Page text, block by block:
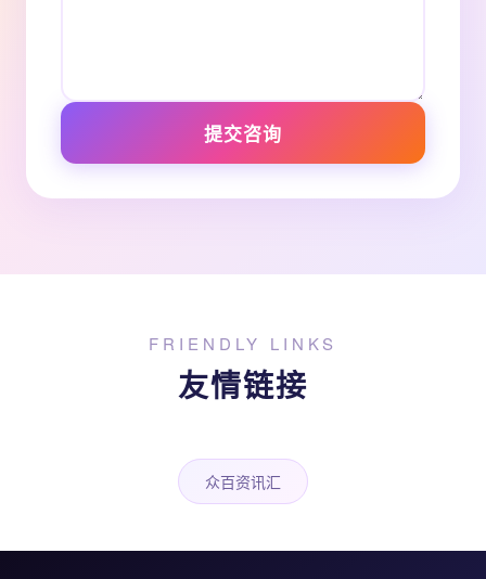
提交咨询
FRIENDLY LINKS
友情链接
众百资讯汇